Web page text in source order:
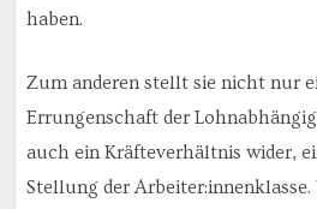
haben.
Zum anderen stellt sie nicht nur
Errungenschaft der
auch ein Kräfteverhältnis wider,
Stellung der Arbeiter:innenklasse.